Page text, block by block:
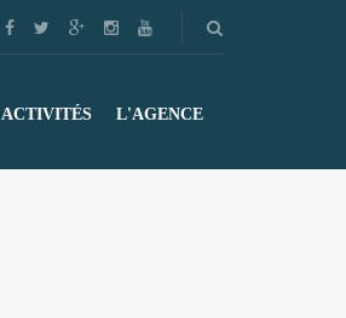
ACTIVITÉS L'AGENCE